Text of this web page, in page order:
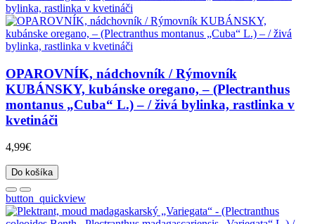
OPAROVNÍK, nádchovník / Rýmovník
KUBÁNSKY, kubánske oregano, – (Plectranthus
montanus „Cuba“ L.) – / živá bylinka, rastlinka v
kvetináči
4,99€
Do košíka
button_quickview